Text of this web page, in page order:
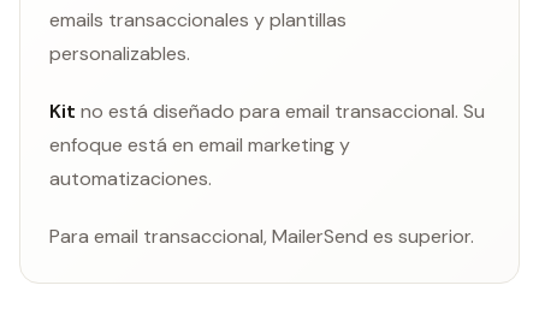
emails transaccionales y plantillas
personalizables.
Kit no está diseñado para email transaccional. Su
enfoque está en email marketing y
automatizaciones.
Para email transaccional, MailerSend es superior.